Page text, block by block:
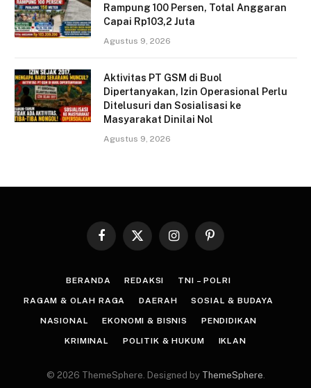
Rampung 100 Persen, Total Anggaran
Capai Rp103,2 Juta
Agustus 9, 2026
Aktivitas PT GSM di Buol
Dipertanyakan, Izin Operasional Perlu
Ditelusuri dan Sosialisasi ke
Masyarakat Dinilai Nol
Agustus 9, 2026
Facebook
X
InstagramPinterest
BERANDA REDAKSI TNI – POLRI
RAGAM & OLAH RAGA DAERAH SOSIAL & BUDAYA
NASIONAL EKONOMI & BISNIS PENDIDIKAN
KRIMINAL POLITIK & HUKUM IKLAN
© 2026 ThemeSphere. Designed by ThemeSphere